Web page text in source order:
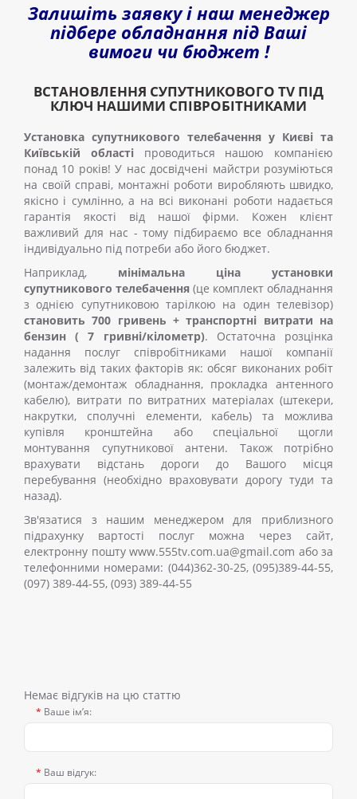
Залишіть заявку і наш менеджер
підбере обладнання під Ваші
вимоги чи бюджет !
ВСТАНОВЛЕННЯ СУПУТНИКОВОГО TV ПІД
КЛЮЧ НАШИМИ СПІВРОБІТНИКАМИ
Установка супутникового телебачення у Києві та
Київській області
проводиться нашою компанією
понад 10 років! У нас досвідчені майстри розуміються
на своїй справі, монтажні роботи виробляють швидко,
якісно і сумлінно, а на всі виконані роботи надається
гарантія якості від нашої фірми. Кожен клієнт
важливий для нас - тому підбираємо все обладнання
індивідуально під потреби або його бюджет.
Наприклад,
мінімальна ціна установки
супутникового телебачення (це комплект обладнання
з однією супутниковою тарілкою на один телевізор)
становить 700 гривень + транспортні витрати на
бензин ( 7 гривні/кілометр). Остаточна розцінка
надання послуг співробітниками нашої компанії
залежить від таких факторів як: обсяг виконаних робіт
(монтаж/демонтаж обладнання, прокладка антенного
кабелю), витрати по витратних матеріалах (штекери,
накрутки, сполучні елементи, кабель) та можлива
купівля кронштейна або спеціальної щогли
монтування супутникової антени. Також потрібно
врахувати відстань дороги до Вашого місця
перебування (необхідно враховувати дорогу туди та
назад).
Зв'язатися з нашим менеджером для приблизного
підрахунку вартості послуг можна через сайт,
електронну пошту www.555tv.com.ua@gmail.com або за
телефонними номерами: (044)362-30-25, (095)389-44-55,
(097) 389-44-55, (093) 389-44-55
Немає відгуків на цю статтю
Ваше ім’я:
Ваш відгук: